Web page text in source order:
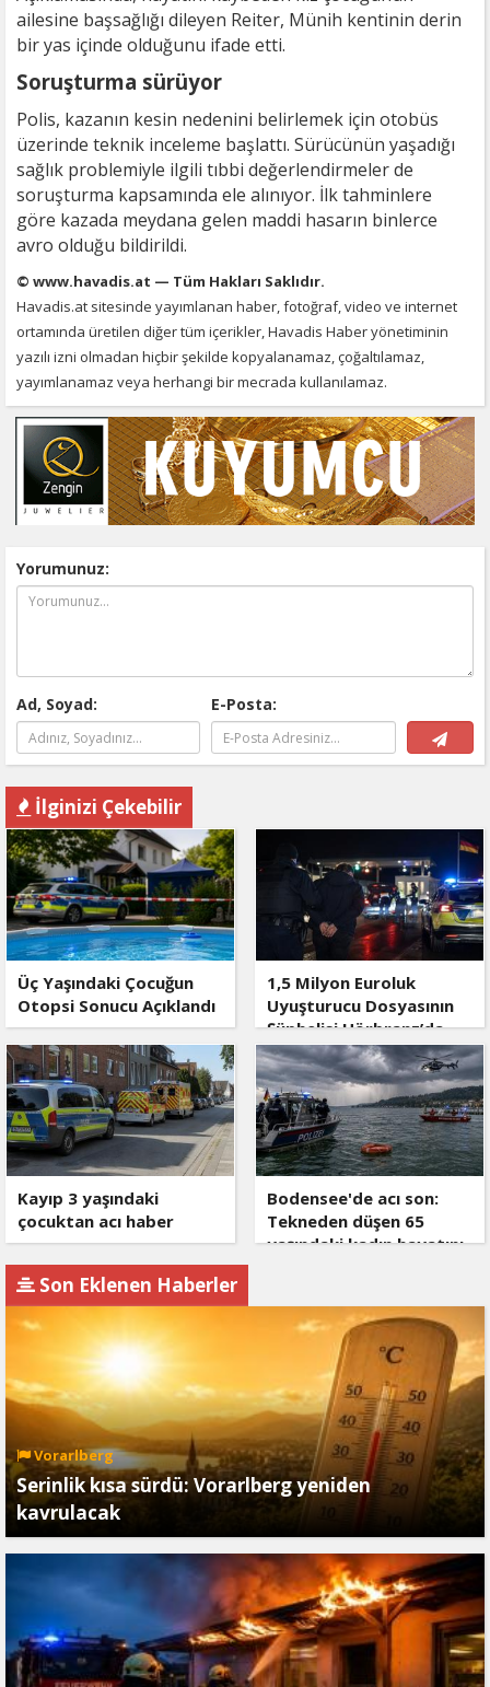
ailesine başsağlığı dileyen Reiter, Münih kentinin derin
bir yas içinde olduğunu ifade etti.
Soruşturma sürüyor
Polis, kazanın kesin nedenini belirlemek için otobüs
üzerinde teknik inceleme başlattı. Sürücünün yaşadığı
sağlık problemiyle ilgili tıbbi değerlendirmeler de
soruşturma kapsamında ele alınıyor. İlk tahminlere
göre kazada meydana gelen maddi hasarın binlerce
avro olduğu bildirildi.
© www.havadis.at — Tüm Hakları Saklıdır.
Havadis.at sitesinde yayımlanan haber, fotoğraf, video ve internet
ortamında üretilen diğer tüm içerikler, Havadis Haber yönetiminin
yazılı izni olmadan hiçbir şekilde kopyalanamaz, çoğaltılamaz,
yayımlanamaz veya herhangi bir mecrada kullanılamaz.
Yorumunuz:
Ad, Soyad: E-Posta:
İlginizi Çekebilir
Üç Yaşındaki Çocuğun
Otopsi Sonucu Açıklandı
1,5 Milyon Euroluk
Uyuşturucu Dosyasının
Şüphelisi Hörbranz’da
Yakalandı
Kayıp 3 yaşındaki
çocuktan acı haber
Bodensee'de acı son:
Tekneden düşen 65
yaşındaki kadın hayatını
Son Eklenen Haberler
Vorarlberg
Serinlik kısa sürdü: Vorarlberg yeniden
kavrulacak